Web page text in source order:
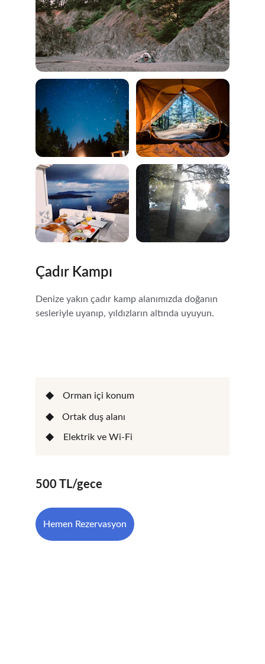
Çadır Kampı
Denize yakın çadır kamp alanımızda doğanın
sesleriyle uyanıp, yıldızların altında uyuyun.
500 TL/gece
Hemen Rezervasyon
Orman içi konum
Ortak duş alanı
Elektrik ve Wi-Fi